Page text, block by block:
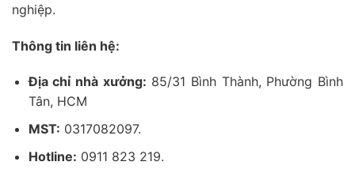
nghiệp.
Thông tin liên hệ:
Địa chỉ nhà xưởng: 85/31 Bình Thành, Phường Bình
Tân, HCM
MST: 0317082097.
Hotline: 0911 823 219.